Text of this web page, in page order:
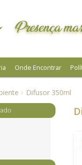
Presença
Onde Encontrar
Difusor 350ml